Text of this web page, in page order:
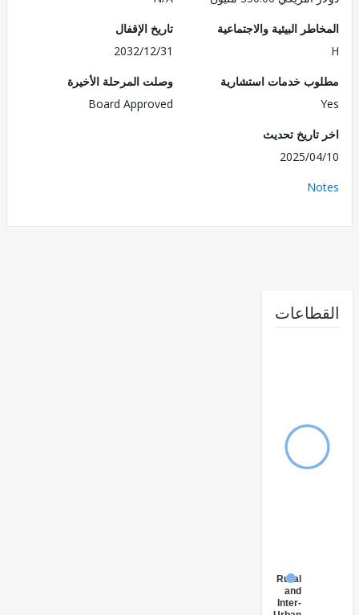
البيئية والاجتماعية
تاريخ الإقفال
2032/12/31
خدمات استشارية
وصلت المرحلة الأخيرة
Board Approved
تحديث
2025/